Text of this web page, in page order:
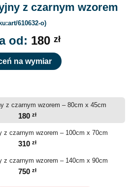
z czarnym wzorem
610632-o)
od: 180 zł
na wymiar
z czarnym wzorem – 80cm x 45cm
180 zł
z czarnym wzorem – 100cm x 70cm
310 zł
z czarnym wzorem – 140cm x 90cm
750 zł